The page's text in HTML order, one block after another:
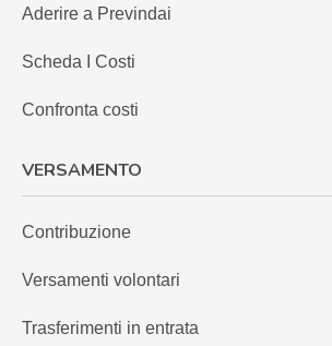
Aderire a Previndai
Scheda I Costi
Confronta costi
VERSAMENTO
Contribuzione
Versamenti volontari
Trasferimenti in entrata